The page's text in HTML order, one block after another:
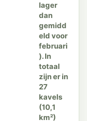
lager
dan
gemidd
eld voor
februari
). In
totaal
zijn er in
27
kavels
(10,1
km²)